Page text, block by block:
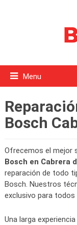
Menu
Bosch
Ofrecemos el mejor
Bosch en Cabrera
reparación de todo
Bosch. Nuestros
exclusivo para
Una larga